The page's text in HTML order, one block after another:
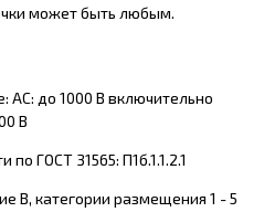
может быть любым.
до 1000 В включительно
В
ГОСТ 31565: П1б.1.1.2.1
В, категории размещения 1 - 5